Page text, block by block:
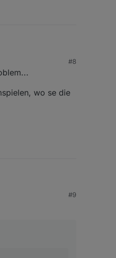
#8
wo se die
#9